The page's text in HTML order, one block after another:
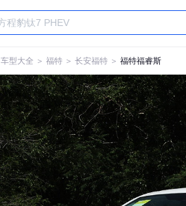
车型大全 ＞ 福特 ＞ 长安福特 ＞ 福特福睿斯